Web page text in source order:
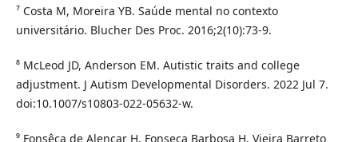
⁷ Costa M, Moreira YB. Saúde mental no contexto
universitário. Blucher Des Proc. 2016;2(10):73-9.
⁸ McLeod JD, Anderson EM. Autistic traits and college
adjustment. J Autism Developmental Disorders. 2022 Jul 7.
doi:10.1007/s10803-022-05632-w.
⁹ Fonsêca de Alencar H, Fonseca Barbosa H, Vieira Barreto